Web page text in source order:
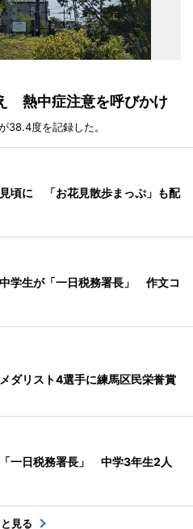
熱中症注意を呼びかけ
38.4度を記録した。
頃に 「お花見散歩まっぷ」も配
学生が「一日税務署長」 作文コ
ダリスト4選手に練馬区民栄誉賞
一日税務署長」 中学3年生2人
見る